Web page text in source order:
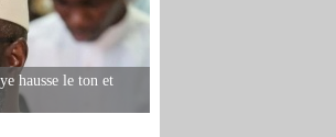
hausse le ton et